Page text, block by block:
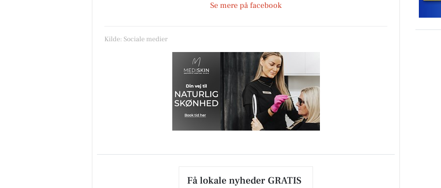
Se mere på facebook
Kilde: Sociale medier
Få lokale nyheder GRATIS